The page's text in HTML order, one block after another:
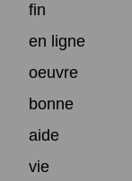
fin
en ligne
oeuvre
bonne
aide
vie